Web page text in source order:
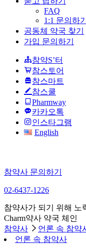
FAQ
1:1 문의하기
공동체 약국 찾기
가입 문의하기
참약S’터
참스토어
참스마트
참스쿨
Pharmway
카카오톡
인스타그램
English
참약사 문의하기
02-6437-1226
참약사가 되기 위해 노
Charm약사 약국 체인
참약사
언론 속 참약
언론 속 참약사